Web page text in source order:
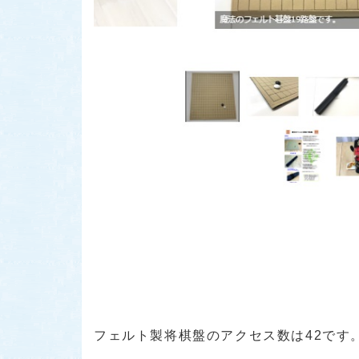
フェルト製将棋盤のアクセス数は42です